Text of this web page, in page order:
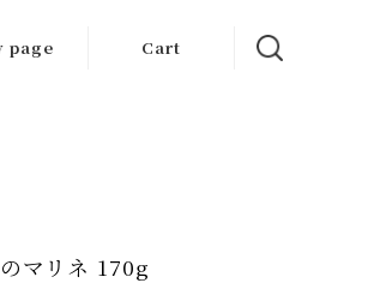
page Cart
マリネ 170g